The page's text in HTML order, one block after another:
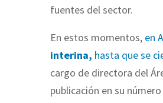
fuentes del sector.
En estos momentos, en
interina, hasta que se
cargo de directora del
publicación en su